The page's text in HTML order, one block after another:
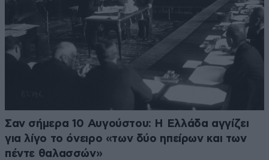
Σαν σήμερα 10 Αυγούστου: Η Ελλάδα αγγίζει
για λίγο το όνειρο «των δύο ηπείρων και των
πέντε θαλασσών»